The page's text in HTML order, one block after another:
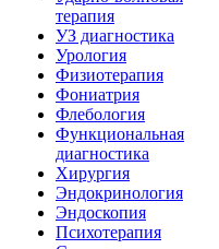
терапия
УЗ диагностика
Урология
Физиотерапия
Фониатрия
Флебология
Функциональная
диагностика
Хирургия
Эндокринология
Эндоскопия
Психотерапия